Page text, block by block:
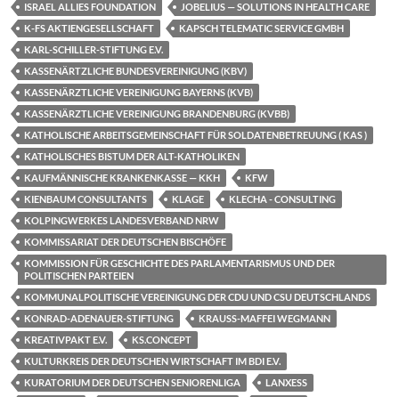
ISRAEL ALLIES FOUNDATION
JOBELIUS — SOLUTIONS IN HEALTH CARE
K-FS AKTIENGESELLSCHAFT
KAPSCH TELEMATIC SERVICE GMBH
KARL-SCHILLER-STIFTUNG E.V.
KASSENÄRTZLICHE BUNDESVEREINIGUNG (KBV)
KASSENÄRZTLICHE VEREINIGUNG BAYERNS (KVB)
KASSENÄRZTLICHE VEREINIGUNG BRANDENBURG (KVBB)
KATHOLISCHE ARBEITSGEMEINSCHAFT FÜR SOLDATENBETREUUNG ( KAS )
KATHOLISCHES BISTUM DER ALT-KATHOLIKEN
KAUFMÄNNISCHE KRANKENKASSE — KKH
KFW
KIENBAUM CONSULTANTS
KLAGE
KLECHA - CONSULTING
KOLPINGWERKES LANDESVERBAND NRW
KOMMISSARIAT DER DEUTSCHEN BISCHÖFE
KOMMISSION FÜR GESCHICHTE DES PARLAMENTARISMUS UND DER
POLITISCHEN PARTEIEN
KOMMUNALPOLITISCHE VEREINIGUNG DER CDU UND CSU DEUTSCHLANDS
KONRAD-ADENAUER-STIFTUNG
KRAUSS-MAFFEI WEGMANN
KREATIVPAKT E.V.
KS.CONCEPT
KULTURKREIS DER DEUTSCHEN WIRTSCHAFT IM BDI E.V.
KURATORIUM DER DEUTSCHEN SENIORENLIGA
LANXESS